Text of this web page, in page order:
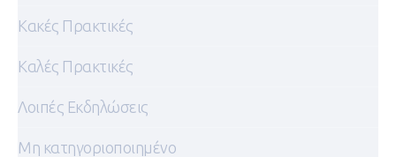
Κακές Πρακτικές
Καλές Πρακτικές
Λοιπές Εκδηλώσεις
Μη κατηγοριοποιημένο